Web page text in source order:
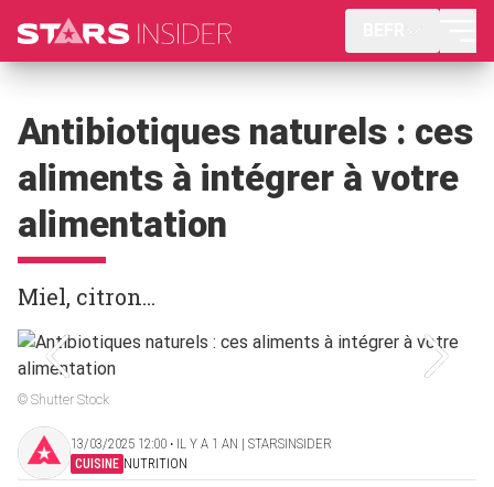
Antibiotiques naturels : ces
aliments à intégrer à votre
alimentation
Miel, citron...
© Shutter Stock
13/03/2025 12:00 ‧ IL Y A 1 AN | STARSINSIDER
CUISINE NUTRITION